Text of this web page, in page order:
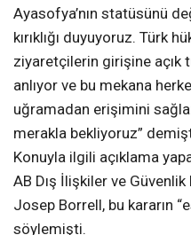
Ayasofya’nın statüsünü
kırıklığı duyuyoruz. Türk
ziyaretçilerin girişine açık
anlıyor ve bu mekana
uğramadan erişimini
merakla bekliyoruz”
Konuyla ilgili açıklama
AB Dış İlişkiler ve
Josep Borrell, bu kararın
söylemişti.